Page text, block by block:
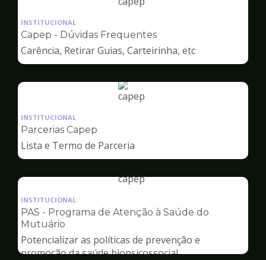
Ilustração
pagina
de
Capep
INSTITUCIONAL
Capep - Dúvidas Frequentes
Carência, Retirar Guias, Carteirinha, etc
Ilustração
Capep
INSTITUCIONAL
Parcerias Capep
Lista e Termo de Parceria
Ilustração
pagina
Capep
INSTITUCIONAL
PAS - Programa de Atenção à Saúde do
Mutuário
Potencializar as políticas de prevenção e
promoção da saúde biopsicossocial